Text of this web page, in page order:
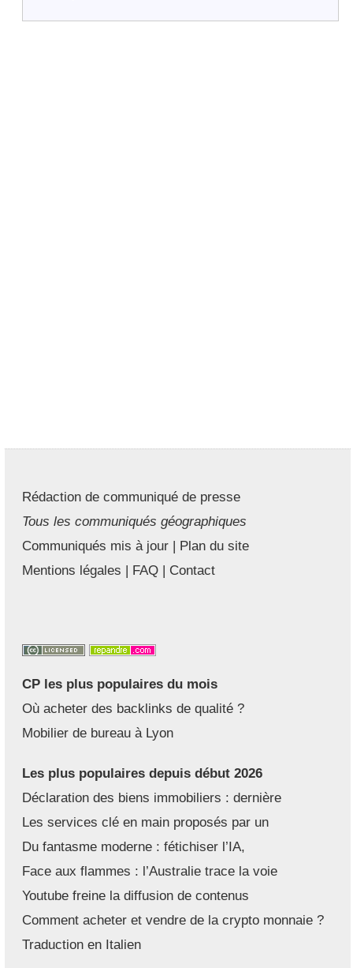
Rédaction de communiqué de presse
Tous les communiqués géographiques
Communiqués mis à jour | Plan du site
Mentions légales | FAQ | Contact
CP les plus populaires du mois
Où acheter des backlinks de qualité ?
Mobilier de bureau à Lyon
Les plus populaires depuis début 2026
Déclaration des biens immobiliers : dernière
Les services clé en main proposés par un
Du fantasme moderne : fétichiser l’IA,
Face aux flammes : l’Australie trace la voie
Youtube freine la diffusion de contenus
Comment acheter et vendre de la crypto monnaie ?
Traduction en Italien